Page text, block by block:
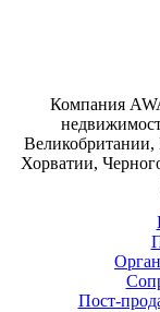
Компания
Хорватии,
Пост-